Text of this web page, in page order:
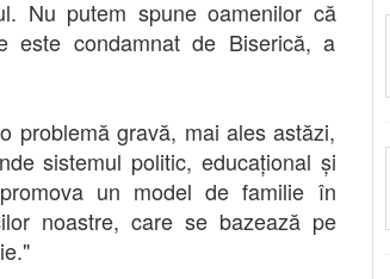
Nu putem spune oamenilor că
este condamnat de Biserică, a
problemă gravă, mai ales astăzi,
sistemul politic, educațional și
un model de familie în
noastre, care se bazează pe